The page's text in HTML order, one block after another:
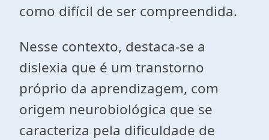
como difícil de ser compreendida.
Nesse contexto, destaca-se a
dislexia que é um transtorno
próprio da aprendizagem, com
origem neurobiológica que se
caracteriza pela dificuldade de